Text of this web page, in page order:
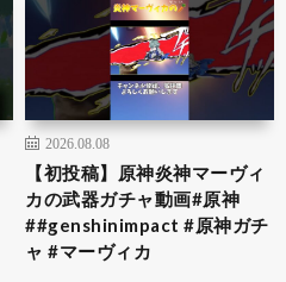
2026.08.08
【初投稿】原神炎神マーヴィ
カの武器ガチャ動画#原神
##genshinimpact #原神ガチ
ャ #マーヴィカ